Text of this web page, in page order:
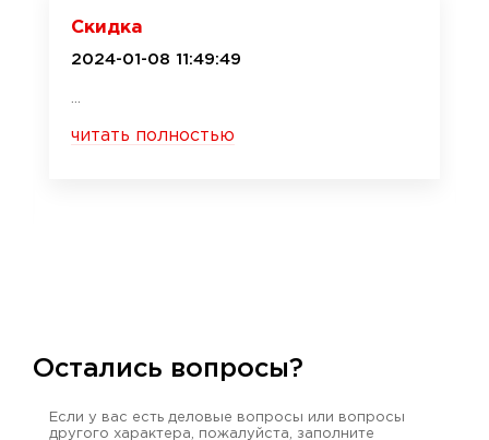
Скидка
2024-01-08 11:49:49
читать полностью
Остались вопросы?
Если у вас есть деловые вопросы или вопросы
другого характера, пожалуйста, заполните